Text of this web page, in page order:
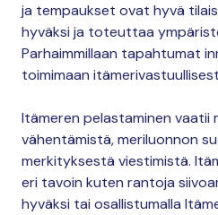
ja tempaukset ovat hyvä
hyväksi ja toteuttaa
Parhaimmillaan tapahtumat
toimimaan
Itämeren pelastaminen vaatii
vähentämistä, meriluonnon
merkityksestä viestimistä.
eri tavoin kuten rantoja
hyväksi tai osallistumalla